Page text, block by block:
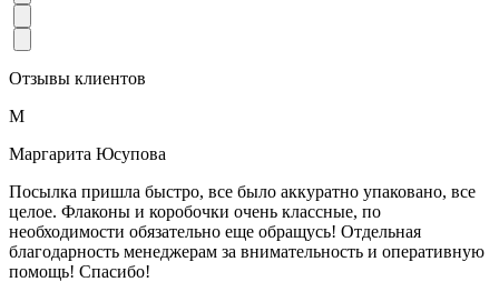
Отзывы клиентов
М
Маргарита Юсупова
Посылка пришла быстро, все было аккуратно упаковано, все
целое. Флаконы и коробочки очень классные, по
необходимости обязательно еще обращусь! Отдельная
благодарность менеджерам за внимательность и оперативную
помощь! Спасибо!